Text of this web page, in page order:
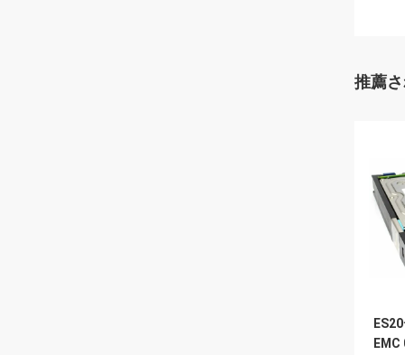
推薦